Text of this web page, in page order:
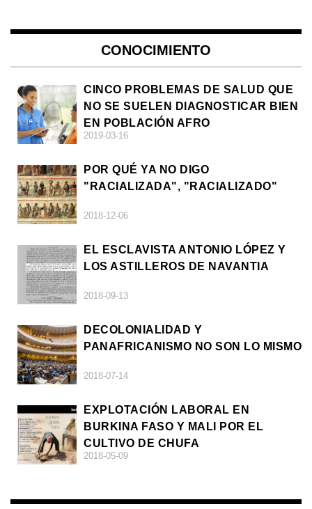
CONOCIMIENTO
CINCO PROBLEMAS DE SALUD QUE
NO SE SUELEN DIAGNOSTICAR BIEN
EN POBLACIÓN AFRO
2019-03-16
POR QUÉ YA NO DIGO
"RACIALIZADA", "RACIALIZADO"
2018-12-06
EL ESCLAVISTA ANTONIO LÓPEZ Y
LOS ASTILLEROS DE NAVANTIA
2018-09-13
DECOLONIALIDAD Y
PANAFRICANISMO NO SON LO MISMO
2018-07-14
EXPLOTACIÓN LABORAL EN
BURKINA FASO Y MALI POR EL
CULTIVO DE CHUFA
2018-05-09